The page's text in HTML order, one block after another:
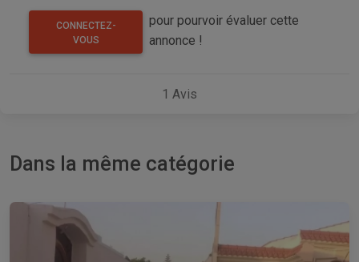
CONNECTEZ-
VOUS
pour pourvoir évaluer cette
annonce !
1 Avis
Dans la même catégorie